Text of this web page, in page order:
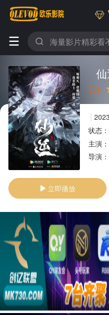
 
7.1
很差较差还行推荐力荐
2023
状态：
主演：
导演：
 立即播放